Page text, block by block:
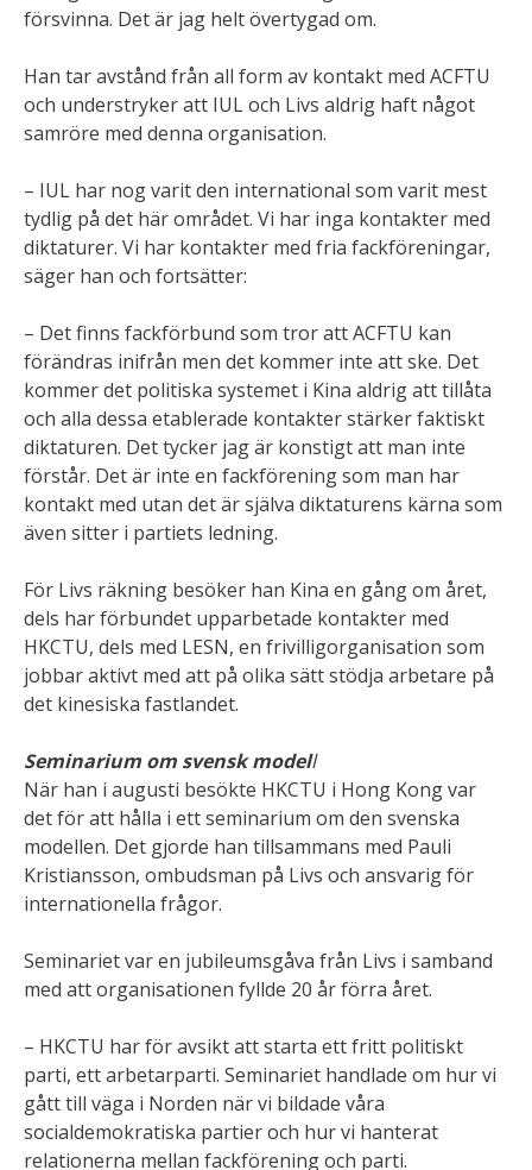
försvinna. Det är jag helt övertygad om.
Han tar avstånd från all form av kontakt med ACFTU
och understryker att IUL och Livs aldrig haft något
samröre med denna organisation.
– IUL har nog varit den international som varit mest
tydlig på det här området. Vi har inga kontakter med
diktaturer. Vi har kontakter med fria fackföreningar,
säger han och fortsätter:
– Det finns fackförbund som tror att ACFTU kan
förändras inifrån men det kommer inte att ske. Det
kommer det politiska systemet i Kina aldrig att tillåta
och alla dessa etablerade kontakter stärker faktiskt
diktaturen. Det tycker jag är konstigt att man inte
förstår. Det är inte en fackförening som man har
kontakt med utan det är själva diktaturens kärna som
även sitter i partiets ledning.
För Livs räkning besöker han Kina en gång om året,
dels har förbundet upparbetade kontakter med
HKCTU, dels med LESN, en frivilligorganisation som
jobbar aktivt med att på olika sätt stödja arbetare på
det kinesiska fastlandet.
Seminarium om svensk modell
När han i augusti besökte HKCTU i Hong Kong var
det för att hålla i ett seminarium om den svenska
modellen. Det gjorde han tillsammans med Pauli
Kristiansson, ombudsman på Livs och ansvarig för
internationella frågor.
Seminariet var en jubileumsgåva från Livs i samband
med att organisationen fyllde 20 år förra året.
– HKCTU har för avsikt att starta ett fritt politiskt
parti, ett arbetarparti. Seminariet handlade om hur vi
gått till väga i Norden när vi bildade våra
socialdemokratiska partier och hur vi hanterat
relationerna mellan fackförening och parti.